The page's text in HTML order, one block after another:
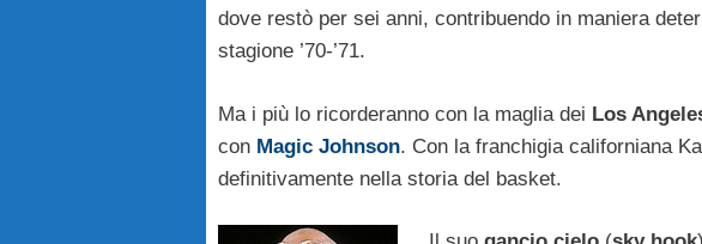
dove restò per sei anni, contribuendo in maniera
stagione ’70-’71.
Ma i più lo ricorderanno con la maglia dei Los
con Magic Johnson. Con la franchigia californiana
definitivamente nella storia del basket.